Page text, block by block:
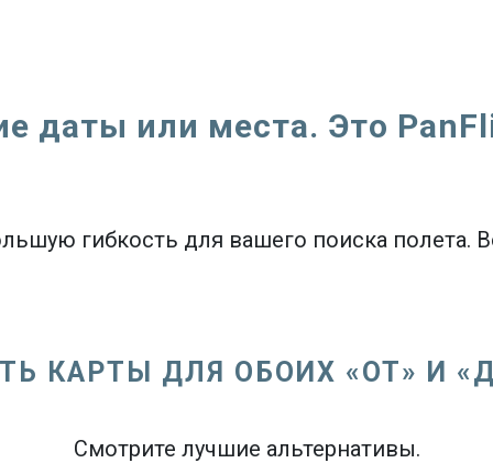
даты или места. Это
гибкость для вашего поиска полета.
КАРТЫ ДЛЯ ОБОИХ «ОТ» И
Смотрите лучшие альтернативы.